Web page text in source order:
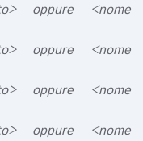
oppure <nome
oppure <nome
oppure <nome
oppure <nome